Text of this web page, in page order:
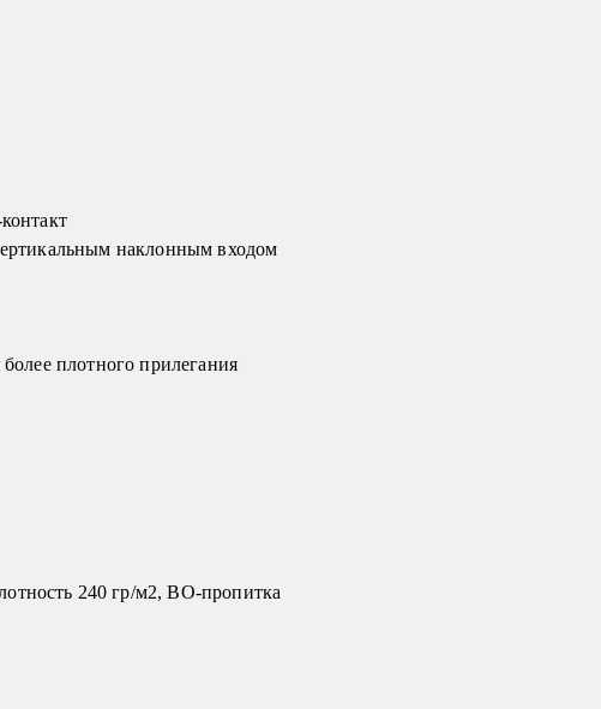
наклонным входом
плотного прилегания
240 гр/м2, ВО-пропитка